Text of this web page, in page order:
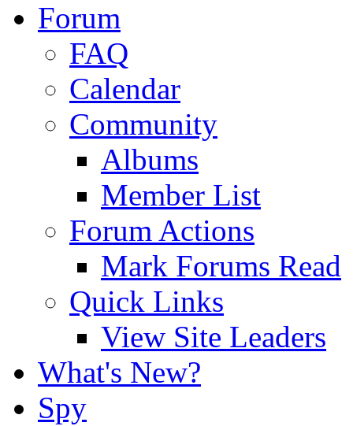
Forum
FAQ
Calendar
Community
Albums
Member List
Forum Actions
Mark Forums Read
Quick Links
View Site Leaders
What's New?
Spy